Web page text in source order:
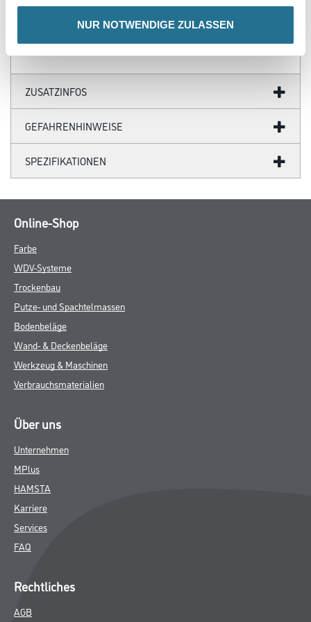
NUR NOTWENDIGE ZULASSEN
(kurzfristig)
ZUSATZINFOS
GEFAHRENHINWEISE
SPEZIFIKATIONEN
Online-Shop
Farbe
WDV-Systeme
Trockenbau
Putze- und Spachtelmassen
Bodenbeläge
Wand- & Deckenbeläge
Werkzeug & Maschinen
Verbrauchsmaterialien
Über uns
Unternehmen
MPlus
HAMSTA
Karriere
Services
FAQ
Rechtliches
AGB